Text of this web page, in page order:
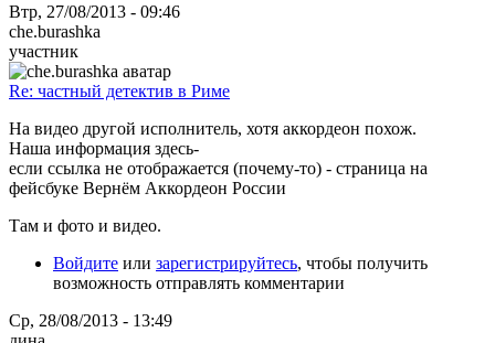
Втр, 27/08/2013 - 09:46
che.burashka
участник
Re: частный детектив в Риме
На видео другой исполнитель, хотя аккордеон похож.
Наша информация здесь-
если ссылка не отображается (почему-то) - страница на
фейсбуке Вернём Аккордеон России
Там и фото и видео.
Войдите или зарегистрируйтесь, чтобы получить
возможность отправлять комментарии
Ср, 28/08/2013 - 13:49